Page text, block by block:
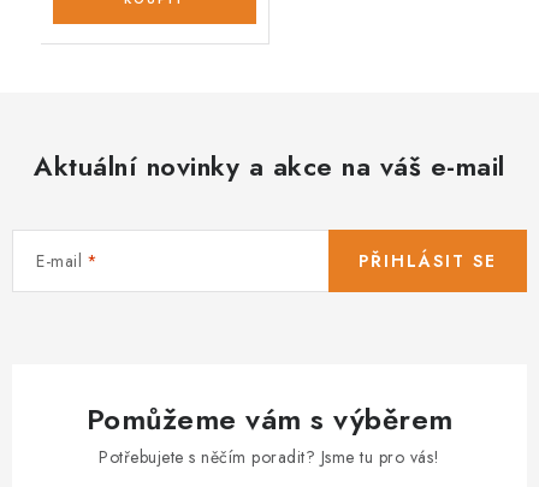
Aktuální novinky a akce na váš e-mail
E-mail PŘIHLÁSIT SE
Pomůžeme vám s výběrem
Potřebujete s něčím poradit? Jsme tu pro vás!